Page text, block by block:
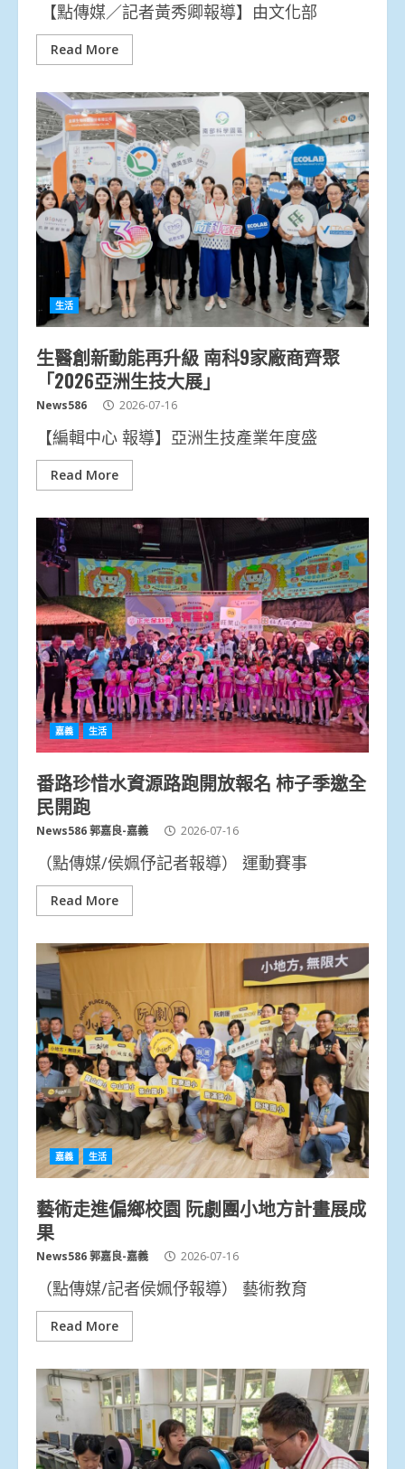
【點傳媒／記者黃秀卿報導】由文化部
Read More
生活
生醫創新動能再升級 南科9家廠商齊聚
「2026亞洲生技大展」
News586 2026-07-16
【編輯中心 報導】亞洲生技產業年度盛
Read More
嘉義 生活
番路珍惜水資源路跑開放報名 柿子季邀全
民開跑
News586 郭嘉良-嘉義 2026-07-16
（點傳媒/侯姵伃記者報導） 運動賽事
Read More
嘉義 生活
藝術走進偏鄉校園 阮劇團小地方計畫展成
果
News586 郭嘉良-嘉義 2026-07-16
（點傳媒/記者侯姵伃報導） 藝術教育
Read More